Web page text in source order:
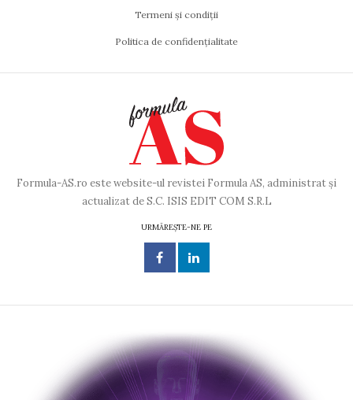
Termeni și condiții
Politica de confidențialitate
Formula-AS.ro este website-ul revistei Formula AS, administrat și
actualizat de S.C. ISIS EDIT COM S.R.L
URMĂREȘTE-NE PE